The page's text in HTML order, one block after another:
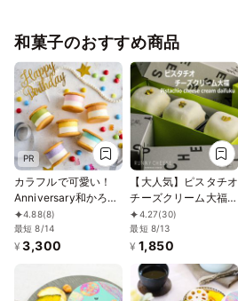
和菓子のおすすめ商品
PR
カラフルで可愛い！
Anniversary和かろ
ん。～ 6個セット
2026
4.88(8)
最短 8/14
¥ 3,300
【大人気】ピスタチオ
チーズクリーム大福 3
個入
4.27(30)
最短 8/13
¥ 1,850